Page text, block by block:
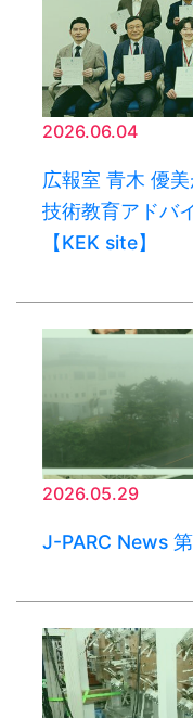
2026.06.04
広報室 青木 優
技術教育アドバ
【KEK site】
2026.05.29
J-PARC News